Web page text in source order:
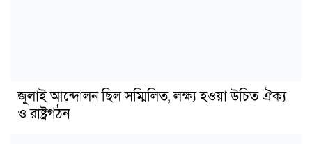
জুলাই আন্দোলন ছিল সম্মিলিত, লক্ষ্য হওয়া উচিত ঐক্য
ও রাষ্ট্রগঠন